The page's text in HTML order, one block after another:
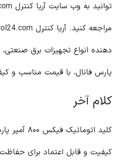
توانید به وب سایت آریا کنترل
مراجعه کنید. آریا کنترل
دهنده انواع تجهیزات برق
پارس فانال، با قیمت مناسب و
کلام آخر
کلید
کیفیت و قابل اعتماد برای حفاظت